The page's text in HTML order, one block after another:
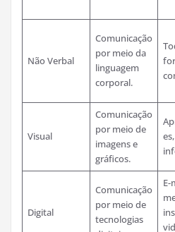
Não Verbal
Comunicação
por meio da
linguagem
corporal.
Visual
Comunicação
por meio de
imagens e
gráficos.
Digital
Comunicação
por meio de
tecnologias
E-